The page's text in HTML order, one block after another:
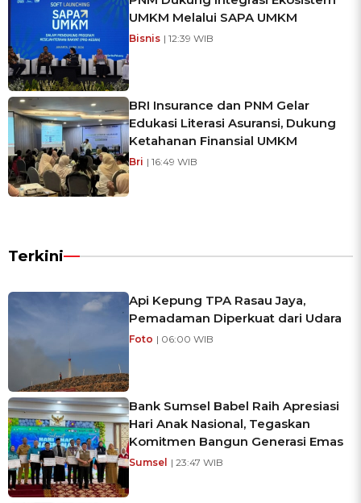
UMKM Melalui SAPA UMKM
Bisnis | 12:39 WIB
BRI Insurance dan PNM Gelar
Edukasi Literasi Asuransi, Dukung
Ketahanan Finansial UMKM
Bri | 16:49 WIB
Terkini
Api Kepung TPA Rasau Jaya,
Pemadaman Diperkuat dari Udara
Foto | 06:00 WIB
Bank Sumsel Babel Raih Apresiasi
Hari Anak Nasional, Tegaskan
Komitmen Bangun Generasi Emas
Sumsel | 23:47 WIB